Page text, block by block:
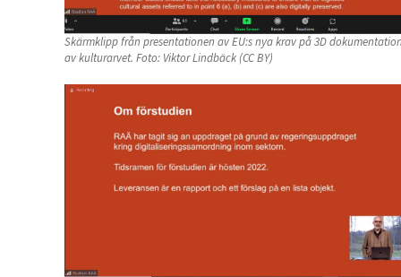
Skärmklipp från presentationen av EU:s nya krav på 3D
av kulturarvet. Foto: Viktor Lindbäck (CC BY)